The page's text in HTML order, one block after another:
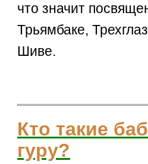
что значит
Трьямбаке,
Шиве.
Кто такие
гуру?